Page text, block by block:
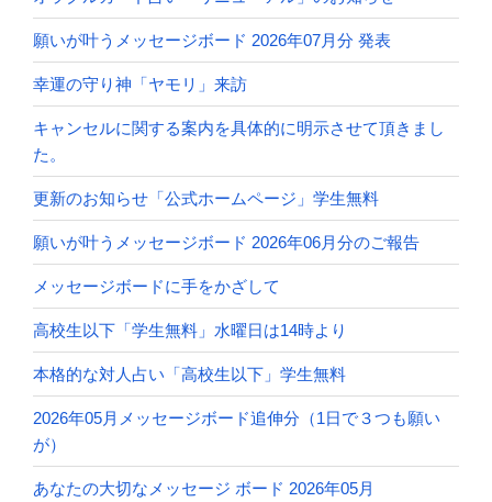
願いが叶うメッセージボード 2026年07月分 発表
幸運の守り神「ヤモリ」来訪
キャンセルに関する案内を具体的に明示させて頂きまし
た。
更新のお知らせ「公式ホームページ」学生無料
願いが叶うメッセージボード 2026年06月分のご報告
メッセージボードに手をかざして
高校生以下「学生無料」水曜日は14時より
本格的な対人占い「高校生以下」学生無料
2026年05月メッセージボード追伸分（1日で３つも願い
が）
あなたの大切なメッセージ ボード 2026年05月